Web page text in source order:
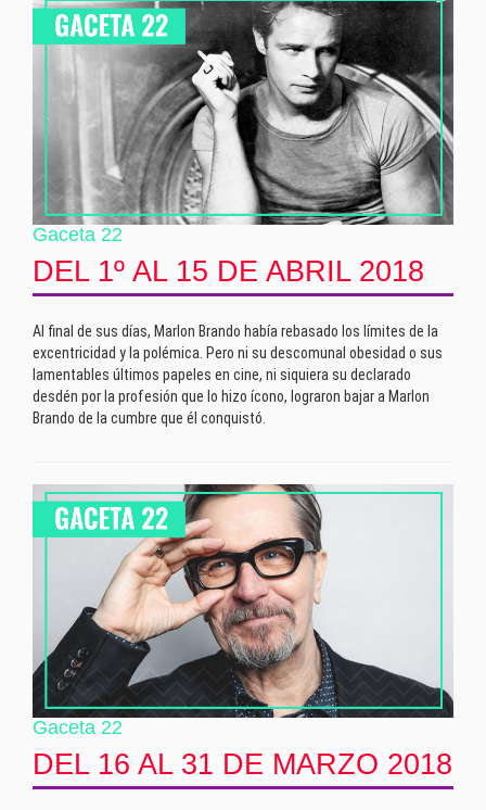
Gaceta 22
DEL 1º AL 15 DE ABRIL 2018
Al final de sus días, Marlon Brando había rebasado los límites de la
excentricidad y la polémica. Pero ni su descomunal obesidad o sus
lamentables últimos papeles en cine, ni siquiera su declarado
desdén por la profesión que lo hizo ícono, lograron bajar a Marlon
Brando de la cumbre que él conquistó.
Gaceta 22
DEL 16 AL 31 DE MARZO 2018